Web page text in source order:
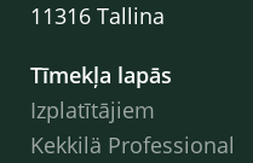
11316 Tallina
Tīmekļa lapās
Izplatītājiem
Kekkilä Professional